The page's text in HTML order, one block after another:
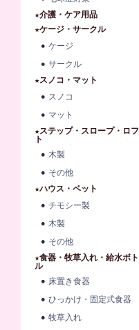
★介護・ケア用品
★ケージ・サークル
ケージ
サークル
★スノコ・マット
スノコ
マット
★ステップ・スロープ・ロフ
ト
木製
その他
★ハウス・ベット
チモシー製
木製
その他
★食器・牧草入れ・給水ボト
ル
床置き食器
ひっかけ・固定式食器
牧草入れ